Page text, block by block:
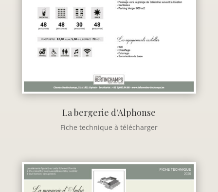
La bergerie d'Alphonse
Fiche technique à télécharger